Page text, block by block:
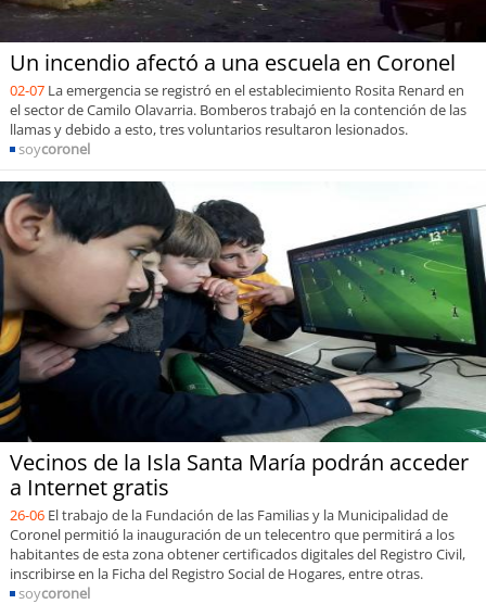
Un incendio afectó a una escuela en Coronel
02-07 La emergencia se registró en el establecimiento Rosita Renard en
el sector de Camilo Olavarria. Bomberos trabajó en la contención de las
llamas y debido a esto, tres voluntarios resultaron lesionados.
soycoronel
Vecinos de la Isla Santa María podrán acceder
a Internet gratis
26-06 El trabajo de la Fundación de las Familias y la Municipalidad de
Coronel permitió la inauguración de un telecentro que permitirá a los
habitantes de esta zona obtener certificados digitales del Registro Civil,
inscribirse en la Ficha del Registro Social de Hogares, entre otras.
soycoronel